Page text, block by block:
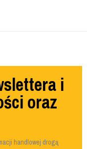
i
oraz
handlowej drogą